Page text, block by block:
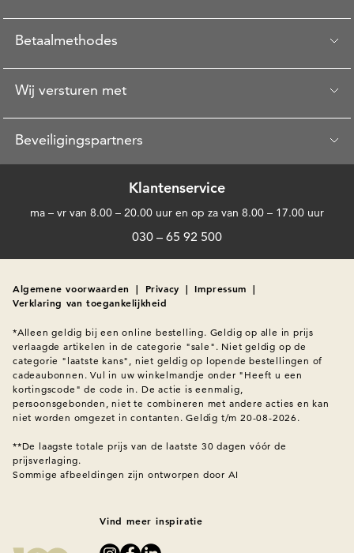
Betaalmethodes
Wij versturen met
Beveiligingspartners
Klantenservice
ma – vr van 8.00 – 20.00 uur en op za van 8.00 – 17.00 uur
030 – 65 92 500
Algemene voorwaarden | Privacy | Impressum |
Verklaring van toegankelijkheid
*Alleen geldig bij een online bestelling. Geldig op alle in prijs
verlaagde artikelen in de categorie "sale". Niet geldig op de
categorie "laatste kans", niet geldig op lopende bestellingen of
cadeaubonnen. Vul in uw winkelmandje onder "Heeft u een
kortingscode" de code in. De actie is eenmalig,
persoonsgebonden, niet te combineren met andere acties en kan
niet worden omgezet in contanten. Geldig t/m 20-08-2026.
**De laagste totale prijs van de laatste 30 dagen vóór de
Sommige afbeeldingen zijn ontworpen door AI
Vind meer inspiratie